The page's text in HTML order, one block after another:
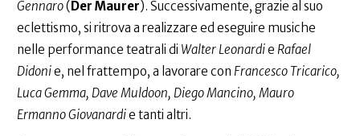
Gennaro(Der Maurer). Successivamente, grazie al suo
eclettismo, si ritrova a realizzare ed eseguire musiche
nelle performance teatrali di Walter Leonardie Rafael
Didonie, nel frattempo, a lavorare con Francesco Tricarico,
Luca Gemma, Dave Muldoon, Diego Mancino, Mauro
Ermanno Giovanardie tanti altri.